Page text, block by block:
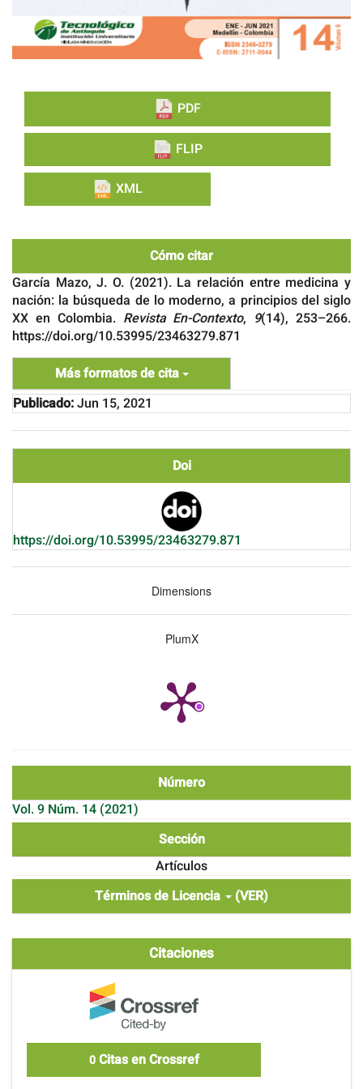
PDF
FLIP
XML
Cómo citar
García Mazo, J. O. (2021). La relación entre medicina y
nación: la búsqueda de lo moderno, a principios del siglo
XX en Colombia. Revista En-Contexto, 9(14), 253–266.
https://doi.org/10.53995/23463279.871
Más formatos de cita
Publicado:Jun 15, 2021
Doi
https://doi.org/10.53995/23463279.871
Dimensions
PlumX
Número
Vol. 9 Núm. 14 (2021)
Sección
Artículos
Términos de Licencia
(VER)
Citaciones
0Citas en Crossref